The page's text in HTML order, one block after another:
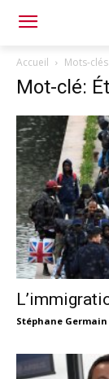
Accueil Mots-clés
Mot-clé:
Stéphane Germain